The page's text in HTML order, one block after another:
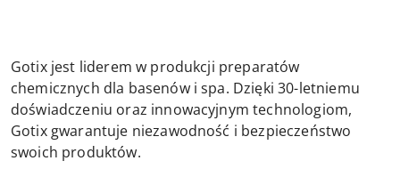
Gotix jest liderem w produkcji preparatów
chemicznych dla basenów i spa. Dzięki 30-letniemu
doświadczeniu oraz innowacyjnym technologiom,
Gotix gwarantuje niezawodność i bezpieczeństwo
swoich produktów.